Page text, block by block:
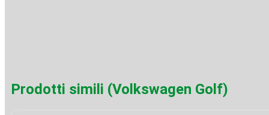
Prodotti simili (Volkswagen Golf)